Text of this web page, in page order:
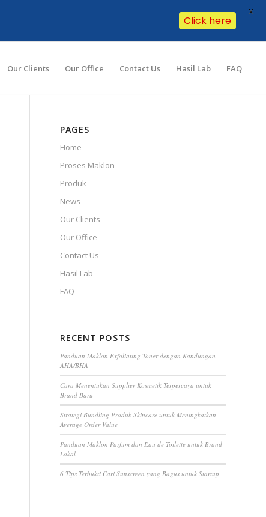
Our Clients Our Office Contact Us Hasil Lab FAQ
PAGES
Home
Proses Maklon
Produk
News
Our Clients
Our Office
Contact Us
Hasil Lab
FAQ
RECENT POSTS
Panduan Maklon Exfoliating Toner dengan Kandungan
AHA/BHA
Cara Menentukan Supplier Kosmetik Terpercaya untuk
Brand Baru
Strategi Bundling Produk Skincare untuk Meningkatkan
Average Order Value
Panduan Maklon Parfum dan Eau de Toilette untuk Brand
Lokal
6 Tips Terbukti Cari Sunscreen yang Bagus untuk Startup
Click here
X